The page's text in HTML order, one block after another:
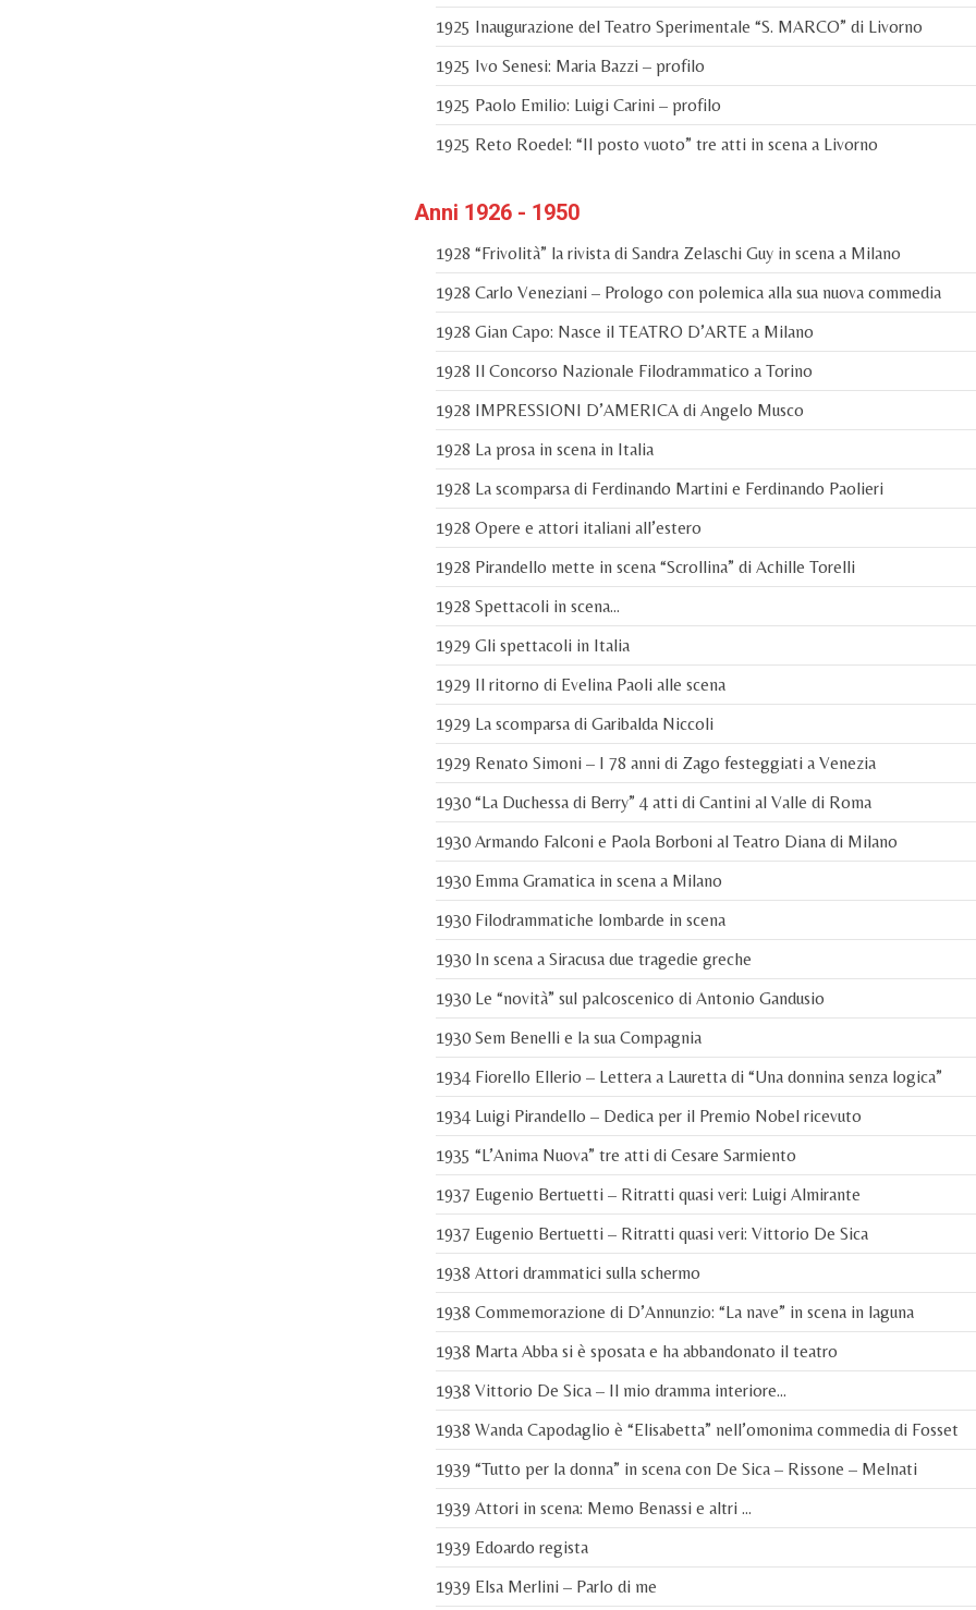
1925 Inaugurazione del Teatro Sperimentale “S. MARCO” di Livorno
1925 Ivo Senesi: Maria Bazzi – profilo
1925 Paolo Emilio: Luigi Carini – profilo
1925 Reto Roedel: “Il posto vuoto” tre atti in scena a Livorno
Anni 1926 - 1950
1928 “Frivolità” la rivista di Sandra Zelaschi Guy in scena a Milano
1928 Carlo Veneziani – Prologo con polemica alla sua nuova commedia
1928 Gian Capo: Nasce il TEATRO D’ARTE a Milano
1928 Il Concorso Nazionale Filodrammatico a Torino
1928 IMPRESSIONI D’AMERICA di Angelo Musco
1928 La prosa in scena in Italia
1928 La scomparsa di Ferdinando Martini e Ferdinando Paolieri
1928 Opere e attori italiani all’estero
1928 Pirandello mette in scena “Scrollina” di Achille Torelli
1928 Spettacoli in scena…
1929 Gli spettacoli in Italia
1929 Il ritorno di Evelina Paoli alle scena
1929 La scomparsa di Garibalda Niccoli
1929 Renato Simoni – I 78 anni di Zago festeggiati a Venezia
1930 “La Duchessa di Berry” 4 atti di Cantini al Valle di Roma
1930 Armando Falconi e Paola Borboni al Teatro Diana di Milano
1930 Emma Gramatica in scena a Milano
1930 Filodrammatiche lombarde in scena
1930 In scena a Siracusa due tragedie greche
1930 Le “novità” sul palcoscenico di Antonio Gandusio
1930 Sem Benelli e la sua Compagnia
1934 Fiorello Ellerio – Lettera a Lauretta di “Una donnina senza logica”
1934 Luigi Pirandello – Dedica per il Premio Nobel ricevuto
1935 “L’Anima Nuova” tre atti di Cesare Sarmiento
1937 Eugenio Bertuetti – Ritratti quasi veri: Luigi Almirante
1937 Eugenio Bertuetti – Ritratti quasi veri: Vittorio De Sica
1938 Attori drammatici sulla schermo
1938 Commemorazione di D’Annunzio: “La nave” in scena in laguna
1938 Marta Abba si è sposata e ha abbandonato il teatro
1938 Vittorio De Sica – Il mio dramma interiore…
1938 Wanda Capodaglio è “Elisabetta” nell’omonima commedia di Fosset
1939 “Tutto per la donna” in scena con De Sica – Rissone – Melnati
1939 Attori in scena: Memo Benassi e altri …
1939 Edoardo regista
1939 Elsa Merlini – Parlo di me